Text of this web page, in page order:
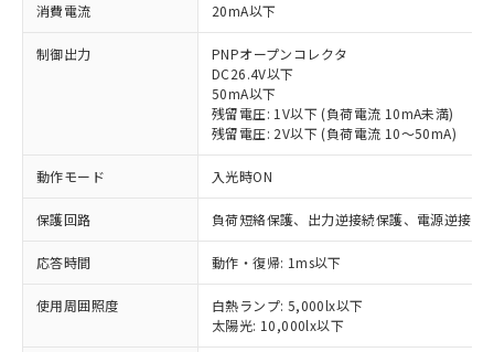
消費電流 20mA以下
制御出力
PNPオープンコレクタ
DC26.4V以下
50mA以下
残留電圧: 1V以下 (負荷電流 10mA未満)
残留電圧: 2V以下 (負荷電流 10～50mA)
動作モード 入光時ON
保護回路 負荷短絡保護、出力逆接続保護、電源逆接続
応答時間 動作・復帰: 1ms以下
使用周囲照度
白熱ランプ: 5,000lx以下
太陽光: 10,000lx以下
※1 対応状況
対応済み：EU RoHS指令（10物質）の
非含有に対応した製品が提供可能な商品で